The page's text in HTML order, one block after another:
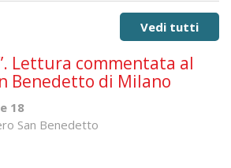
Vedi tutti
Lettura commentata al
Benedetto di Milano
18
San Benedetto